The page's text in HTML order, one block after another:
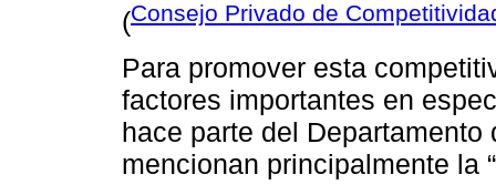
(Consejo Privado de
Para promover esta
factores importantes en
hace parte del
mencionan principalmente la